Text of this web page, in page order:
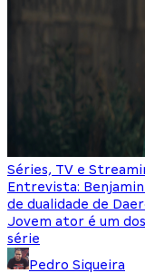
Séries, TV e
Entrevista:
de dualidade de
Jovem ator é um
série
Pedro Siqueira